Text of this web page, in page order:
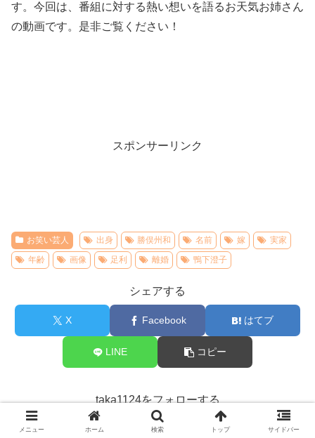
す。今回は、番組に対する熱い想いを語るお天気お姉さん
の動画です。是非ご覧ください！
スポンサーリンク
お笑い芸人 出身 勝俣州和 名前 嫁
実家
年齢
画像 足利 離婚 鴨下澄子
シェアする
X Facebook はてブ
LINE コピー
taka1124をフォローする
メニュー ホーム 検索 トップ サイドバー